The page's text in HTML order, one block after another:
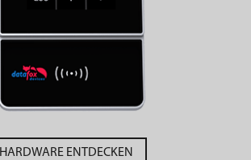
HARDWARE ENTDECKEN